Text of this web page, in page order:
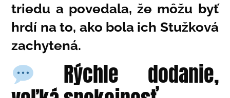
triedu a povedala, že môžu byť
hrdí na to, ako bola ich Stužková
zachytená.
Rýchle dodanie,